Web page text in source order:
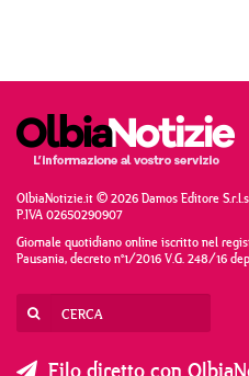
OlbiaNotizie.it © 2026 Damos Editore S.r.l.s
P.IVA 02650290907
Giornale quotidiano online iscritto nel
Pausania, decreto n°1/2016 V.G. 248/16
Filo diretto con